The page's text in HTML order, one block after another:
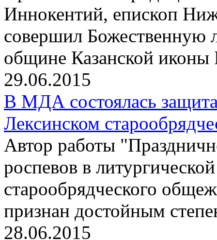
Иннокентий, епископ
совершил Божественную
общине Казанской
29.06.2015
В МДА состоялась
Лексинском
Автор работы
роспевов в
старообрядческого
признан достойным
28.06.2015